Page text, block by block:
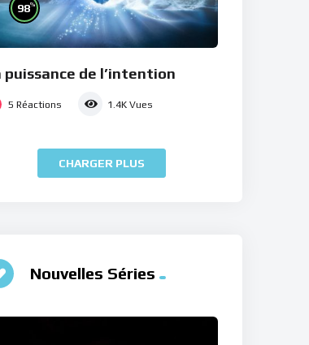
98%
puissance de l’intention
5 Réactions 1.4K Vues
CHARGER PLUS
Nouvelles Séries